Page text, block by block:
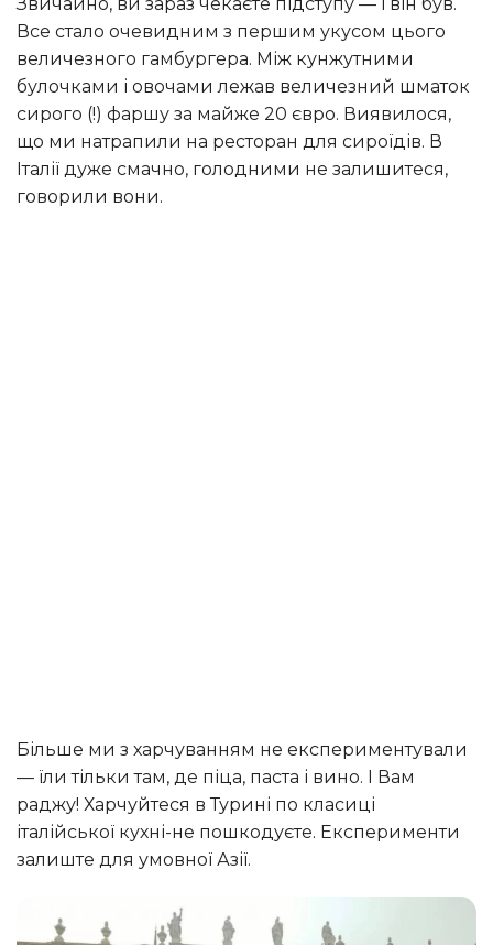
Звичайно, ви зараз чекаєте підступу — і він був.
Все стало очевидним з першим укусом цього
величезного гамбургера. Між кунжутними
булочками і овочами лежав величезний шматок
сирого (!) фаршу за майже 20 євро. Виявилося,
що ми натрапили на ресторан для сироїдів. В
Італії дуже смачно, голодними не залишитеся,
говорили вони.
Більше ми з харчуванням не експериментували
— їли тільки там, де піца, паста і вино. І Вам
раджу! Харчуйтеся в Турині по класиці
італійської кухні-не пошкодуєте. Експерименти
залиште для умовної Азії.